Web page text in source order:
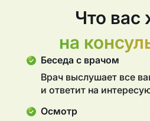
Что вас
на
Беседа с врачом
Врач выслушает все
и ответит на
Осмотр